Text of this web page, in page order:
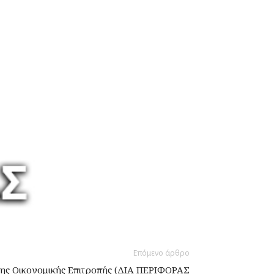
Επόμενο άρθρο
Οικονομικής Επιτροπής (ΔΙΑ ΠΕΡΙΦΟΡΑΣ